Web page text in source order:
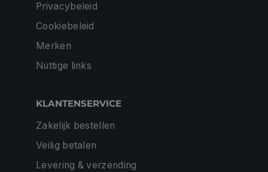
Privacybeleid
Cookiebeleid
Merken
Nuttige links
KLANTENSERVICE
Zakelijk bestellen
Veilig betalen
Levering & verzending